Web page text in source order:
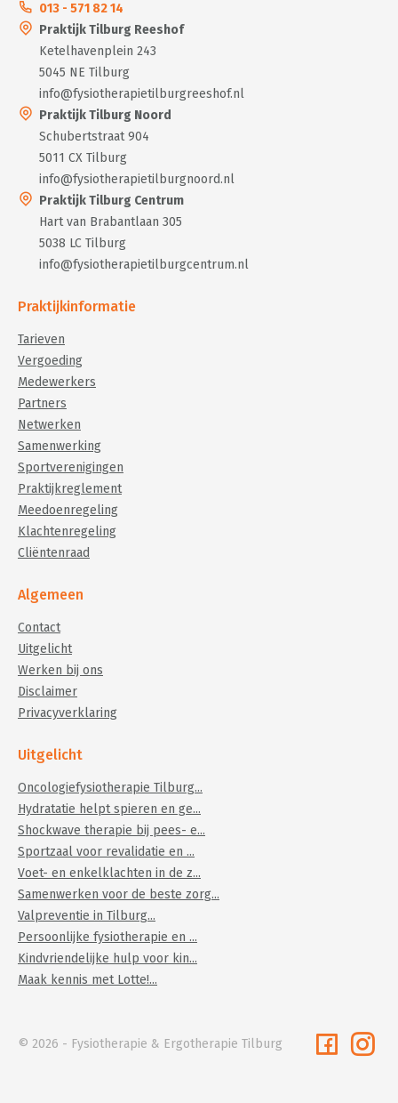
013 - 571 82 14
Praktijk Tilburg Reeshof
Ketelhavenplein 243
5045 NE Tilburg
info@fysiotherapietilburgreeshof.nl
Praktijk Tilburg Noord
Schubertstraat 904
5011 CX Tilburg
info@fysiotherapietilburgnoord.nl
Praktijk Tilburg Centrum
Hart van Brabantlaan 305
5038 LC Tilburg
info@fysiotherapietilburgcentrum.nl
Praktijkinformatie
Tarieven
Vergoeding
Medewerkers
Partners
Netwerken
Samenwerking
Sportverenigingen
Praktijkreglement
Meedoenregeling
Klachtenregeling
Cliëntenraad
Algemeen
Contact
Uitgelicht
Werken bij ons
Disclaimer
Privacyverklaring
Uitgelicht
Oncologiefysiotherapie Tilburg...
Hydratatie helpt spieren en ge...
Shockwave therapie bij pees- e...
Sportzaal voor revalidatie en ...
Voet- en enkelklachten in de z...
Samenwerken voor de beste zorg...
Valpreventie in Tilburg...
Persoonlijke fysiotherapie en ...
Kindvriendelijke hulp voor kin...
Maak kennis met Lotte!...
© 2026 - Fysiotherapie & Ergotherapie Tilburg